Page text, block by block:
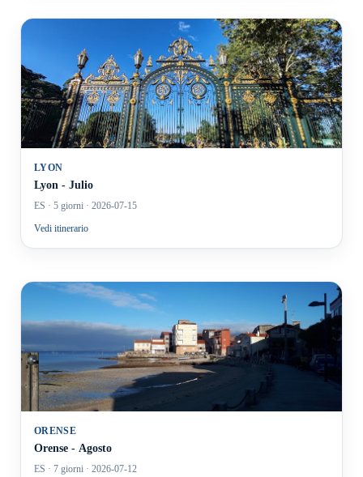
LYON
Lyon - Julio
ES · 5 giorni · 2026-07-15
Vedi itinerario
ORENSE
Orense - Agosto
ES · 7 giorni · 2026-07-12